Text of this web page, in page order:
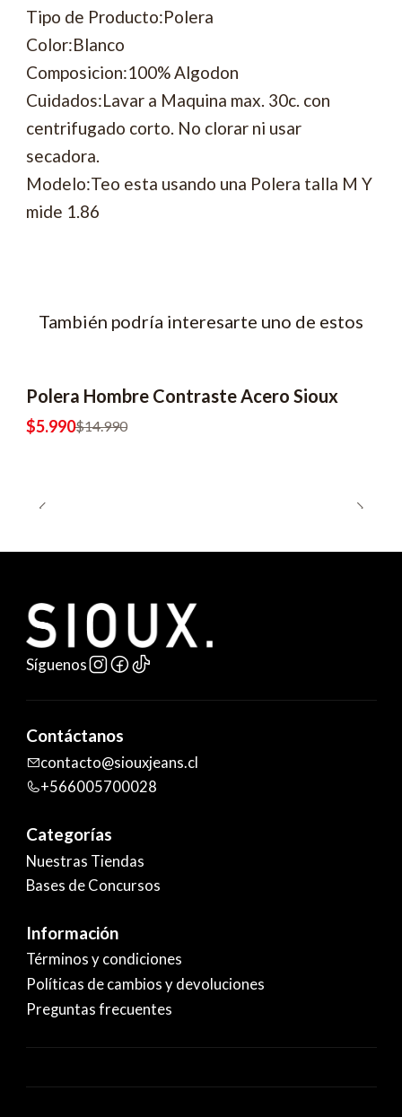
Tipo de Producto:Polera
Color:Blanco
Composicion:100% Algodon
Cuidados:Lavar a Maquina max. 30c. con
centrifugado corto. No clorar ni usar
secadora.
Modelo:Teo esta usando una Polera talla M Y
mide 1.86
También podría interesarte uno de estos
-60% OFF
2x8990
Polera Hombre Contraste Acero Sioux
$5.990$14.990
Síguenos
Contáctanos
contacto@siouxjeans.cl
+566005700028
Categorías
Nuestras Tiendas
Bases de Concursos
Información
Términos y condiciones
Políticas de cambios y devoluciones
Preguntas frecuentes